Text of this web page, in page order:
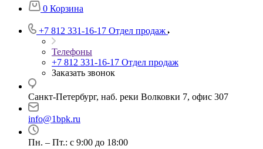
0 Корзина
+7 812 331-16-17 Отдел продаж
Телефоны
+7 812 331-16-17 Отдел продаж
Заказать звонок
Санкт-Петербург, наб. реки Волковки 7, офис 307
info@1bpk.ru
Пн. – Пт.: с 9:00 до 18:00